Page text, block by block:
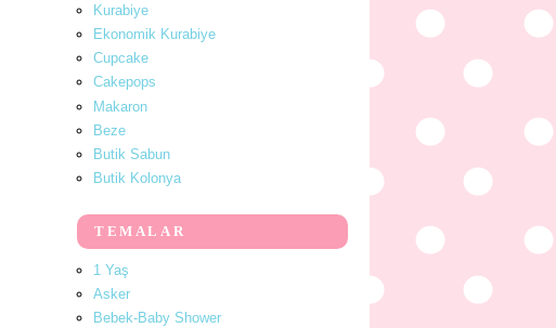
Kurabiye
Ekonomik Kurabiye
Cupcake
Cakepops
Makaron
Beze
Butik Sabun
Butik Kolonya
TEMALAR
1 Yaş
Asker
Bebek-Baby Shower